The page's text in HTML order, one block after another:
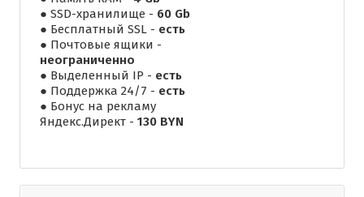
● SSD-хранилище - 60 Gb
● Бесплатный SSL - есть
● Почтовые ящики -
неограниченно
● Выделенный IP - есть
● Поддержка 24/7 - есть
● Бонус на рекламу
Яндекс.Директ - 130 BYN